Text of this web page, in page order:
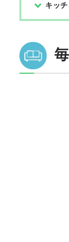
キッ